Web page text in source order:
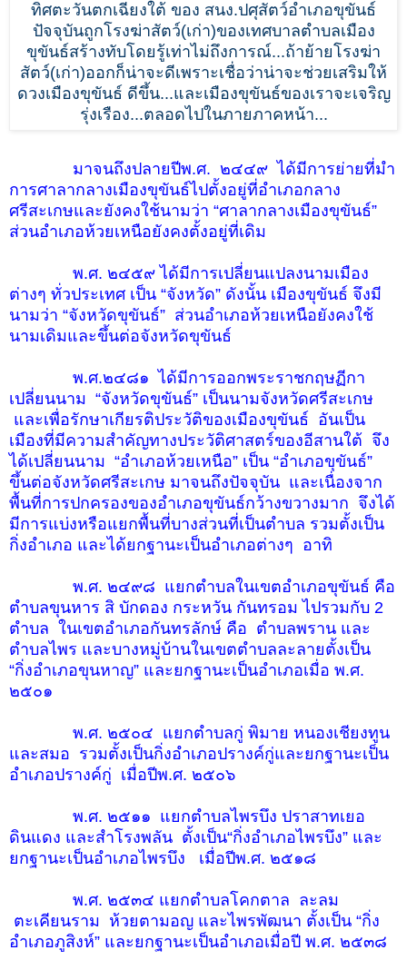
ทิศตะวันตกเฉียงใต้ ของ สนง.ปศุสัตว์อำเภอขุขันธ์
ปัจจุบันถูกโรงฆ่าสัตว์(เก่า)ของเทศบาลตำบลเมือง
ขุขันธ์สร้างทับโดยรู้เท่าไม่ถึงการณ์...ถ้าย้ายโรงฆ่า
สัตว์(เก่า)ออกก็น่าจะดีเพราะเชื่อว่าน่าจะช่วยเสริมให้
ดวงเมืองขุขันธ์ ดีขึ้น...และเมืองขุขันธ์ของเราจะเจริญ
รุ่งเรือง...ตลอดไปในภายภาคหน้า...
มาจนถึงปลายปีพ.ศ. ๒๔๔๙ ได้มีการย่ายที่มำ
การศาลากลางเมืองขุขันธ์ไปตั้งอยู่ที่อำเภอกลาง
ศรีสะเกษและยังคงใช้นามว่า “ศาลากลางเมืองขุขันธ์”
ส่วนอำเภอห้วยเหนือยังคงตั้งอยู่ที่เดิม
พ.ศ. ๒๔๕๙ ได้มีการเปลี่ยนแปลงนามเมือง
ต่างๆ ทั่วประเทศ เป็น “จังหวัด” ดังนั้น เมืองขุขันธ์ จึงมี
นามว่า “จังหวัดขุขันธ์” ส่วนอำเภอห้วยเหนือยังคงใช้
นามเดิมและขึ้นต่อจังหวัดขุขันธ์
พ.ศ.๒๔๘๑ ได้มีการออกพระราชกฤษฏีกา
เปลี่ยนนาม “จังหวัดขุขันธ์” เป็นนามจังหวัดศรีสะเกษ
และเพื่อรักษาเกียรติประวัติของเมืองขุขันธ์ อันเป็น
เมืองที่มีความสำคัญทางประวัติศาสตร์ของอีสานใต้ จึง
ได้เปลี่ยนนาม “อำเภอห้วยเหนือ” เป็น “อำเภอขุขันธ์”
ขึ้นต่อจังหวัดศรีสะเกษ มาจนถึงปัจจุบัน และเนื่องจาก
พื้นที่การปกครองของอำเภอขุขันธ์กว้างขวางมาก จึงได้
มีการแบ่งหรือแยกพื้นที่บางส่วนที่เป็นตำบล รวมตั้งเป็น
กิ่งอำเภอ และได้ยกฐานะเป็นอำเภอต่างๆ อาทิ
พ.ศ. ๒๔๙๘ แยกตำบลในเขตอำเภอขุขันธ์ คือ
ตำบลขุนหาร สิ บักดอง กระหวัน กันทรอม ไปรวมกับ 2
ตำบล ในเขตอำเภอกันทรลักษ์ คือ ตำบลพราน และ
ตำบลไพร และบางหมู่บ้านในเขตตำบลละลายตั้งเป็น
“กิ่งอำเภอขุนหาญ” และยกฐานะเป็นอำเภอเมื่อ พ.ศ.
๒๕๐๑
พ.ศ. ๒๕๐๔ แยกตำบลกู่ พิมาย หนองเชียงทูน
และสมอ รวมตั้งเป็นกิ่งอำเภอปรางค์กู่และยกฐานะเป็น
อำเภอปรางค์กู่ เมื่อปีพ.ศ. ๒๕๐๖
พ.ศ. ๒๕๑๑ แยกตำบลไพรบึง ปราสาทเยอ
ดินแดง และสำโรงพลัน ตั้งเป็น“กิ่งอำเภอไพรบึง” และ
ยกฐานะเป็นอำเภอไพรบึง เมื่อปีพ.ศ. ๒๕๑๘
พ.ศ. ๒๕๓๔ แยกตำบลโคกตาล ละลม
ตะเคียนราม ห้วยตามอญ และไพรพัฒนา ตั้งเป็น “กิ่ง
อำเภอภูสิงห์” และยกฐานะเป็นอำเภอเมื่อปี พ.ศ. ๒๕๓๘